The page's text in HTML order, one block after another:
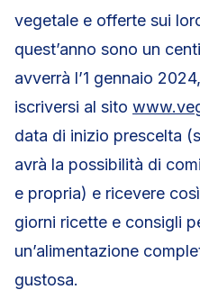
vegetale e offerte sui
quest’anno sono un
avverrà l’1 gennaio
iscriversi al sito
data di inizio prescelta
avrà la possibilità di
e propria) e ricevere
giorni ricette e consigli
un’alimentazione
gustosa.